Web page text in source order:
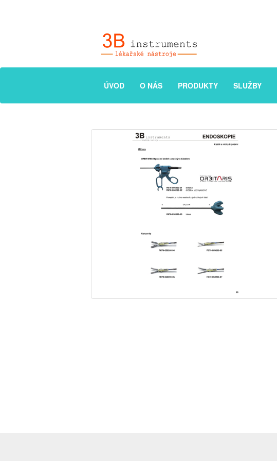
ÚVOD O NÁS PRODUKTY SLUŽBY